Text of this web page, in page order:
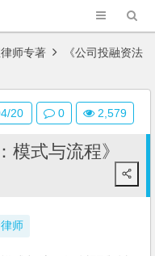
师专著 《公司投融资法
模式与流程》
师
20 0 2,579